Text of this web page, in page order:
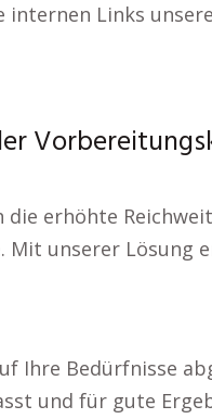
Links
erhöhte
unserer Lösung
Ihre Bedürfnisse
und für gute